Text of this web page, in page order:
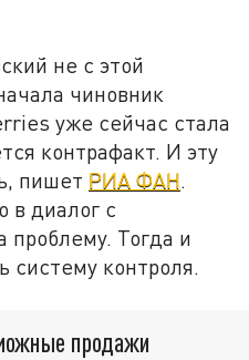
не с этой
чиновник
уже сейчас стала
контрафакт. И эту
пишет РИА ФАН.
в диалог с
проблему. Тогда и
систему контроля.
продажи